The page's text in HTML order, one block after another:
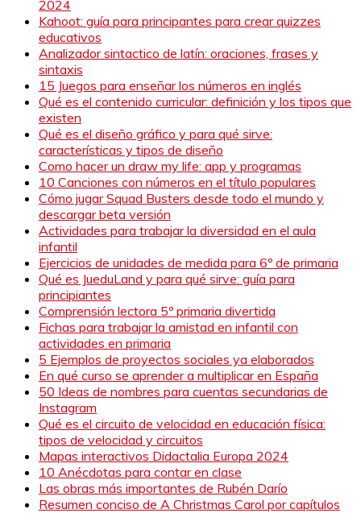
2024
Kahoot: guía para principantes para crear quizzes
educativos
Analizador sintactico de latín: oraciones, frases y
sintaxis
15 Juegos para enseñar los números en inglés
Qué es el contenido curricular: definición y los tipos que
existen
Qué es el diseño gráfico y para qué sirve:
características y tipos de diseño
Como hacer un draw my life: app y programas
10 Canciones con números en el título populares
Cómo jugar Squad Busters desde todo el mundo y
descargar beta versión
Actividades para trabajar la diversidad en el aula
infantil
Ejercicios de unidades de medida para 6º de primaria
Qué es JueduLand y para qué sirve: guía para
principiantes
Comprensión lectora 5º primaria divertida
Fichas para trabajar la amistad en infantil con
actividades en primaria
5 Ejemplos de proyectos sociales ya elaborados
En qué curso se aprender a multiplicar en España
50 Ideas de nombres para cuentas secundarias de
Instagram
Qué es el circuito de velocidad en educación física:
tipos de velocidad y circuitos
Mapas interactivos Didactalia Europa 2024
10 Anécdotas para contar en clase
Las obras más importantes de Rubén Darío
Resumen conciso de A Christmas Carol por capítulos